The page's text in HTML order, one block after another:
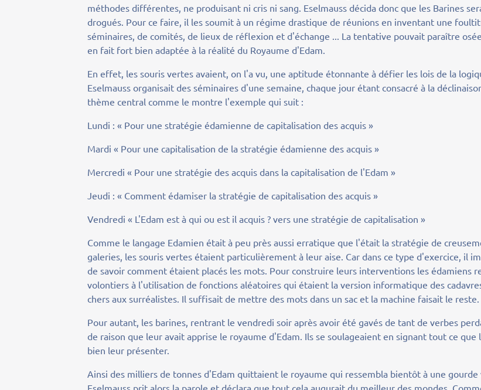
méthodes différentes, ne produisant ni cris ni sang. Eselmauss décida donc que les Barines
drogués. Pour ce faire, il les soumit à un régime drastique de réunions en inventant une
séminaires, de comités, de lieux de réflexion et d'échange ... La tentative pouvait paraître
en fait fort bien adaptée à la réalité du Royaume d'Edam.
En effet, les souris vertes avaient, on l'a vu, une aptitude étonnante à défier les lois de la
Eselmauss organisait des séminaires d'une semaine, chaque jour étant consacré à la
thème central comme le montre l'exemple qui suit :
Lundi : « Pour une stratégie édamienne de capitalisation des acquis »
Mardi « Pour une capitalisation de la stratégie édamienne des acquis »
Mercredi « Pour une stratégie des acquis dans la capitalisation de l'Edam »
Jeudi : « Comment édamiser la stratégie de capitalisation des acquis »
Vendredi « L'Edam est à qui ou est il acquis ? vers une stratégie de capitalisation »
Comme le langage Edamien était à peu près aussi erratique que l'était la stratégie de
galeries, les souris vertes étaient particulièrement à leur aise. Car dans ce type d'exercice, il
de savoir comment étaient placés les mots. Pour construire leurs interventions les édamiens
volontiers à l'utilisation de fonctions aléatoires qui étaient la version informatique des
chers aux surréalistes. Il suffisait de mettre des mots dans un sac et la machine faisait le reste.
Pour autant, les barines, rentrant le vendredi soir après avoir été gavés de tant de verbes
de raison que leur avait apprise le royaume d'Edam. Ils se soulageaient en signant tout ce que
bien leur présenter.
Ainsi des milliers de tonnes d'Edam quittaient le royaume qui ressembla bientôt à une gourde
Eselmauss prit alors la parole et déclara que tout cela augurait du meilleur des mondes.